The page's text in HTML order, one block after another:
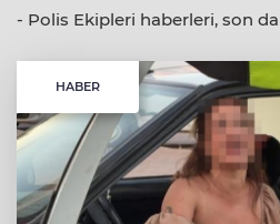
- Polis Ekipleri haberleri, son
HABER